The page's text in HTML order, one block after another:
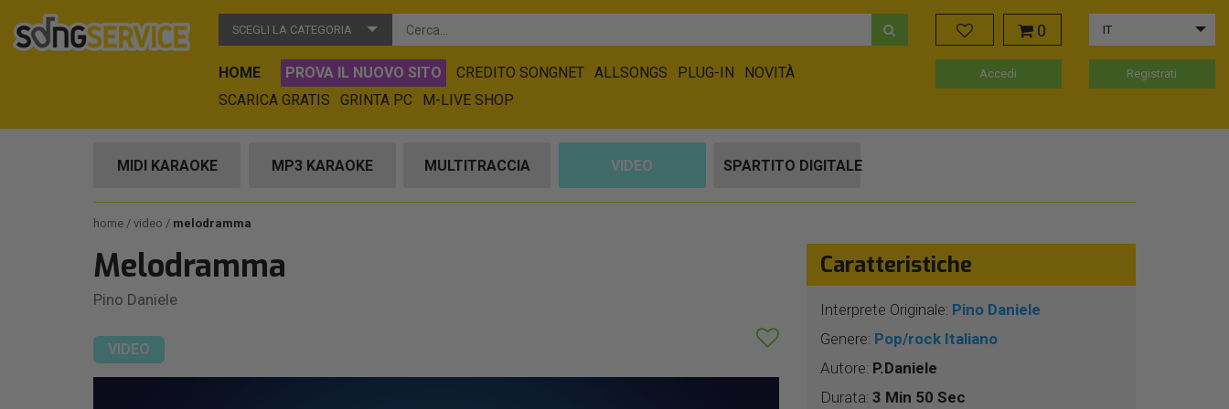
SCEGLI LA CATEGORIA
HOME PROVA IL NUOVO SITO CREDITO SONGNET ALLSONGS PLUG-IN
NOVITÀ
SCARICA GRATIS
GRINTA PC M-LIVE SHOP
0 IT
Accedi Registrati
MIDI KARAOKE MP3 KARAOKE MULTITRACCIA VIDEO SPARTITO DIGITALE
home video melodramma
Melodramma
Pino Daniele
VIDEO
Caratteristiche
Interprete Originale: Pino Daniele
Genere: Pop/rock Italiano
Autore: P.Daniele
Durata: 3 Min 50 Sec